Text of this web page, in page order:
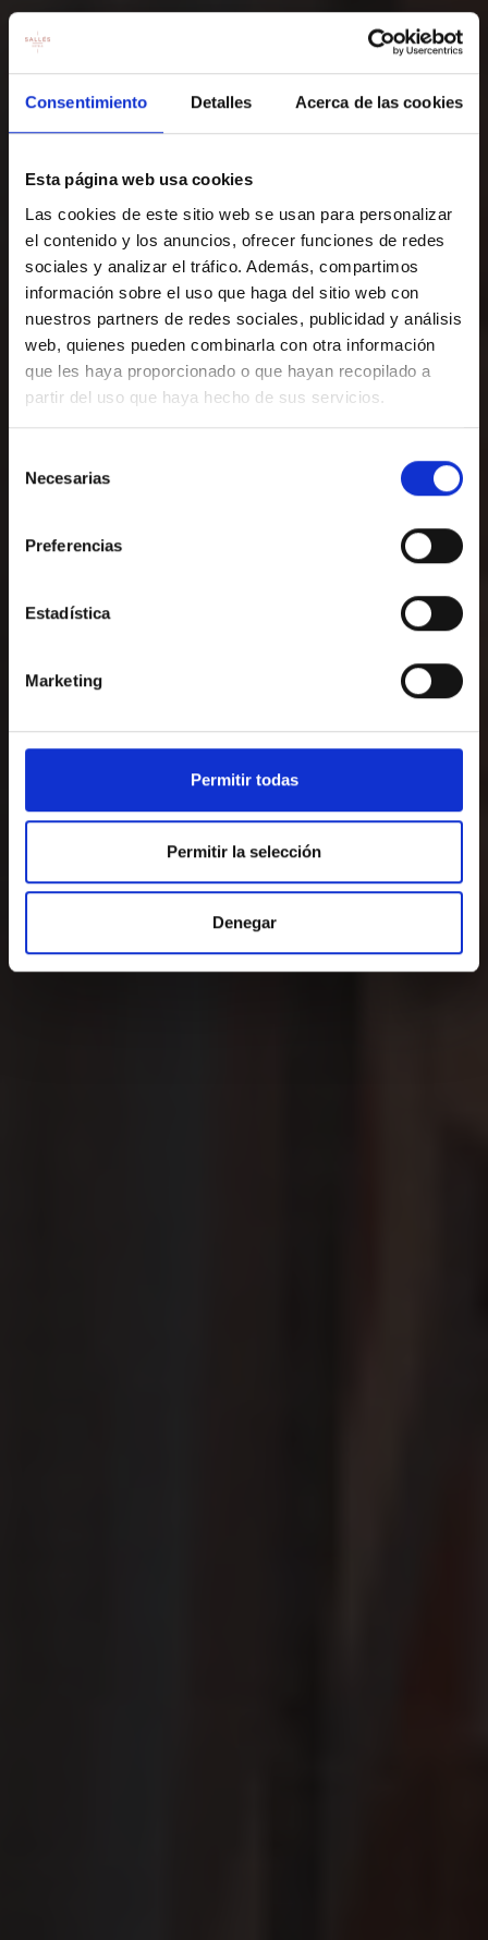
Consentimiento Detalles Acerca de las cookies
Esta página web usa cookies
Las cookies de este sitio web se usan para personalizar
el contenido y los anuncios, ofrecer funciones de redes
sociales y analizar el tráfico. Además, compartimos
información sobre el uso que haga del sitio web con
nuestros partners de redes sociales, publicidad y análisis
web, quienes pueden combinarla con otra información
que les haya proporcionado o que hayan recopilado a
partir del uso que haya hecho de sus servicios.
Necesarias
Preferencias
Estadística
Marketing
Permitir todas
Permitir la selección
Denegar
HAZ YA TU RESERVA
reservas@salleshotels.com